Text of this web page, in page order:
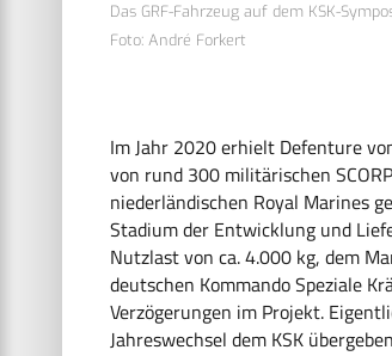
Das GRF-Fahrzeug auf dem KSK-
Foto: André Forkert
Im Jahr 2020 erhielt Defenture
von rund 300 militärischen
niederländischen Royal Marines
Stadium der Entwicklung und
Nutzlast von ca. 4.000 kg, dem
deutschen Kommando Speziale
Verzögerungen im Projekt.
Jahreswechsel dem KSK